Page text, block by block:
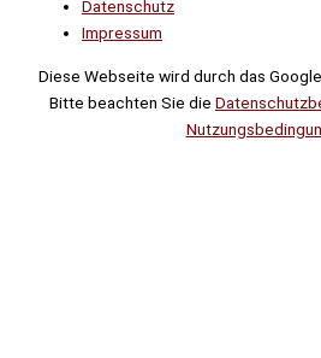
Datenschutz
Impressum
Diese Webseite wird durch das
Bitte beachten Sie die